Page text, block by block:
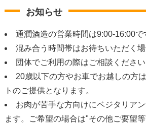
お知らせ
通潤酒造の営業時間は9:00-16:00で
混み合う時間帯はお待ちいただく場
団体でご利用の際はご相談ください
20歳以下の方やお車でお越しの方
トのご提供となります。
お肉が苦手な方向けにベジタリア
ます。ご希望の場合は"その他ご要望